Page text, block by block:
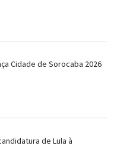
Cidade de Sorocaba 2026
de Lula à